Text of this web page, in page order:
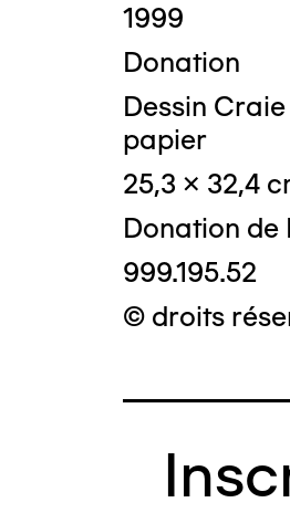
1999
Donation
Dessin
papier
25,3 x 32,4
Donation de
999.195.52
© droits